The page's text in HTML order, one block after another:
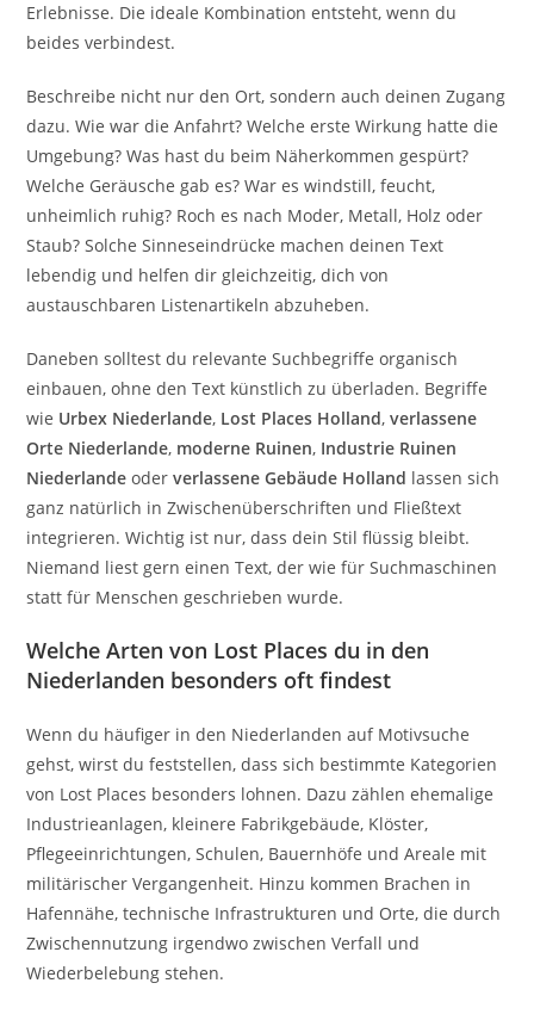
Erlebnisse. Die ideale Kombination entsteht, wenn du
beides verbindest.
Beschreibe nicht nur den Ort, sondern auch deinen Zugang
dazu. Wie war die Anfahrt? Welche erste Wirkung hatte die
Umgebung? Was hast du beim Näherkommen gespürt?
Welche Geräusche gab es? War es windstill, feucht,
unheimlich ruhig? Roch es nach Moder, Metall, Holz oder
Staub? Solche Sinneseindrücke machen deinen Text
lebendig und helfen dir gleichzeitig, dich von
austauschbaren Listenartikeln abzuheben.
Daneben solltest du relevante Suchbegriffe organisch
einbauen, ohne den Text künstlich zu überladen. Begriffe
wie Urbex Niederlande, Lost Places Holland,verlassene
Orte Niederlande, moderne Ruinen, Industrie Ruinen
Niederlande oderverlassene Gebäude Holland lassen sich
ganz natürlich in Zwischenüberschriften und Fließtext
integrieren. Wichtig ist nur, dass dein Stil flüssig bleibt.
Niemand liest gern einen Text, der wie für Suchmaschinen
statt für Menschen geschrieben wurde.
Welche Arten von Lost Places du in den
Niederlanden besonders oft findest
Wenn du häufiger in den Niederlanden auf Motivsuche
gehst, wirst du feststellen, dass sich bestimmte Kategorien
von Lost Places besonders lohnen. Dazu zählen ehemalige
Industrieanlagen, kleinere Fabrikgebäude, Klöster,
Pflegeeinrichtungen, Schulen, Bauernhöfe und Areale mit
militärischer Vergangenheit. Hinzu kommen Brachen in
Hafennähe, technische Infrastrukturen und Orte, die durch
Zwischennutzung irgendwo zwischen Verfall und
Wiederbelebung stehen.